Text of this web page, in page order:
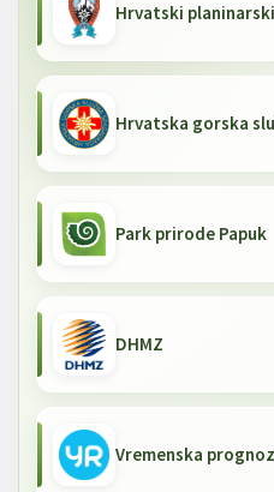
Hrvatski
Hrvatska gorska
Park prirode Papuk
DHMZ
Vremenska